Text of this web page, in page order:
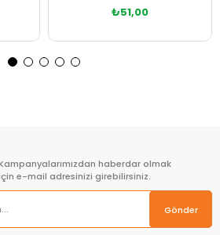
₺51,00
haberdar olmak
e-mail adresinizi girebilirsiniz.
Gönder